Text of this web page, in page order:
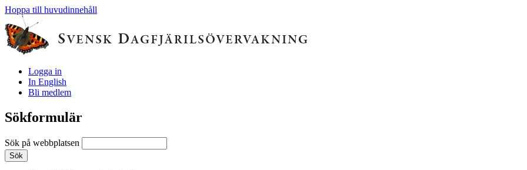
Hoppa till huvudinnehåll
Logga in
In English
Bli medlem
Sökformulär
Sök på webbplatsen